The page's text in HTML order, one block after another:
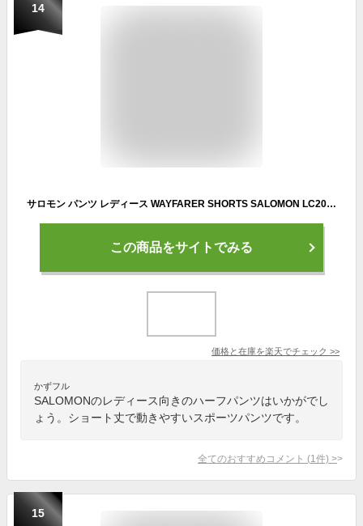
14
サロモン パンツ レディース WAYFARER SHORTS SALOMON LC2006900 LC2007100 LC2097400 ボトムス ショート丈 ハーフパンツ スポーティ スポーツ 運動 トレーニング ジム ランニング トレイルランニング シンプル ロゴ ワンポイント 撥水|slz|
この商品をサイトでみる
価格と在庫を楽天でチェック >>
かずフル
SALOMONのレディース向きのハーフパンツはいかがでし
ょう。ショート丈で動きやすいスポーツパンツです。
全てのおすすめコメント (1 件) >
15